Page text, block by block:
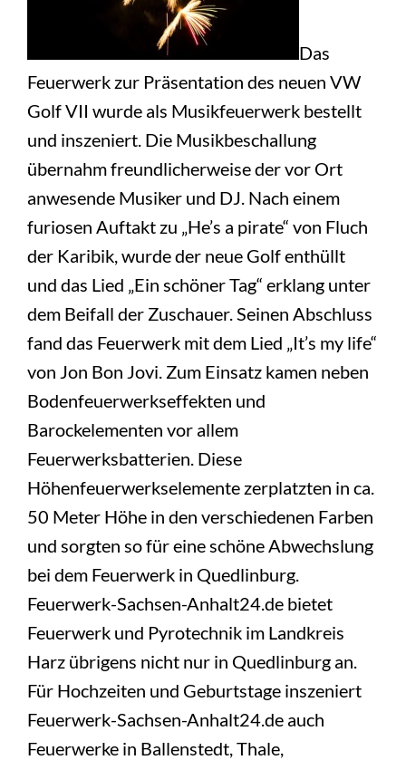
Das
Feuerwerk zur Präsentation des neuen VW
Golf VII wurde als Musikfeuerwerk bestellt
und inszeniert. Die Musikbeschallung
übernahm freundlicherweise der vor Ort
anwesende Musiker und DJ. Nach einem
furiosen Auftakt zu „He’s a pirate“ von Fluch
der Karibik, wurde der neue Golf enthüllt
und das Lied „Ein schöner Tag“ erklang unter
dem Beifall der Zuschauer. Seinen Abschluss
fand das Feuerwerk mit dem Lied „It’s my life“
von Jon Bon Jovi. Zum Einsatz kamen neben
Bodenfeuerwerkseffekten und
Barockelementen vor allem
Feuerwerksbatterien. Diese
Höhenfeuerwerkselemente zerplatzten in ca.
50 Meter Höhe in den verschiedenen Farben
und sorgten so für eine schöne Abwechslung
bei dem Feuerwerk in Quedlinburg.
Feuerwerk-Sachsen-Anhalt24.de bietet
Feuerwerk und Pyrotechnik im Landkreis
Harz übrigens nicht nur in Quedlinburg an.
Für Hochzeiten und Geburtstage inszeniert
Feuerwerk-Sachsen-Anhalt24.de auch
Feuerwerke in Ballenstedt, Thale,